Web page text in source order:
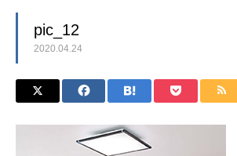
pic_12
2020.04.24